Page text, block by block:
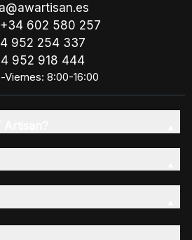
+34 602 580 257
952 254 337
952 918 444
Viernes: 8:00-16:00